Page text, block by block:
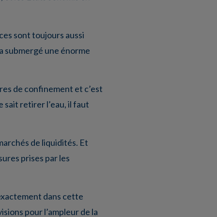
sont toujours aussi
submergé une énorme
de confinement et c’est
sait retirer l’eau, il faut
de liquidités. Et
prises par les
dans cette
pour l’ampleur de la